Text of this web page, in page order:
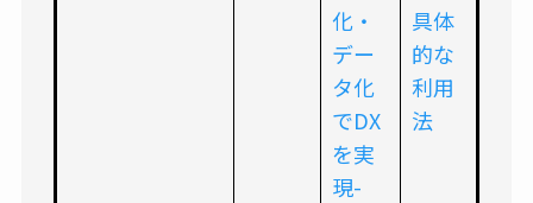
化・
デー
タ化
でDX
を実
現-
具体
的な
利用
法